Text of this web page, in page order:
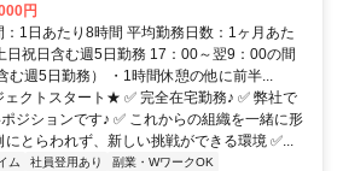
円
1日あたり8時間 平均勤務日数：1ヶ月あた
祝日含む週5日勤務 17：00～翌9：00の間
む週5日勤務） ・1時間休憩の他に前半...
クトスタート★ ✅ 完全在宅勤務♪ ✅ 弊社で
ジションです♪ ✅ これからの組織を一緒に形
にとらわれず、新しい挑戦ができる環境 ✅...
ム 社員登用あり
副業・WワークOK